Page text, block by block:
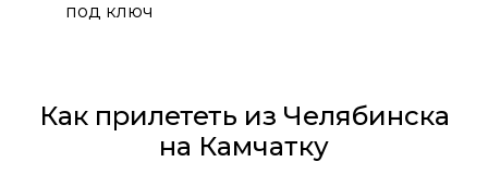
под ключ
Как прилететь из Челябинска
на Камчатку